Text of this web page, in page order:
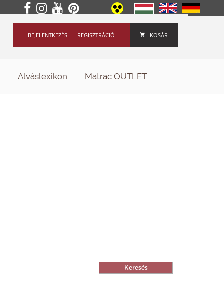
KOSÁR
REGISZTRÁCIÓ
BEJELENTKEZÉS
Alváslexikon Matrac OUTLET